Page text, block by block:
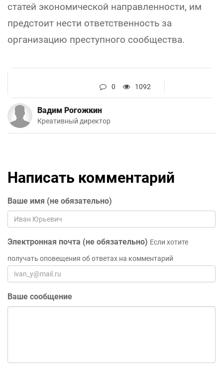
статей экономической направленности, им
предстоит нести ответственность за
организацию преступного сообщества.
0 1092
Вадим Рогожкин
Креативный директор
Написать комментарий
Ваше имя (не обязательно)
Электронная почта (не обязательно) Если хотите
получать оповещения об ответах на комментарий
Ваше сообщение